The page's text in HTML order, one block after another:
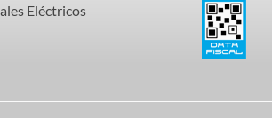
Eléctricos